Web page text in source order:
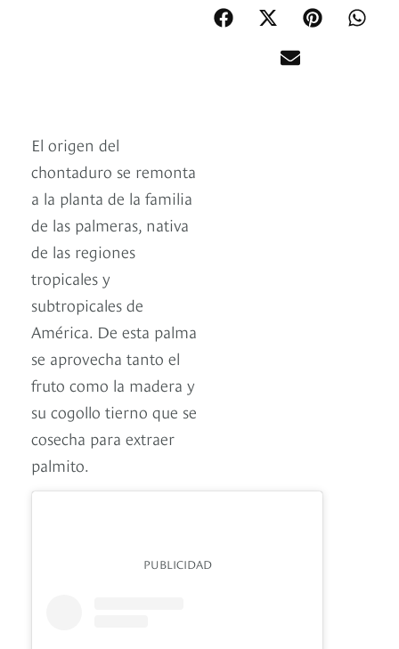
El origen del
chontaduro se remonta
a la planta de la familia
de las palmeras, nativa
de las regiones
tropicales y
subtropicales de
América. De esta palma
se aprovecha tanto el
fruto como la madera y
su cogollo tierno que se
cosecha para extraer
palmito.
PUBLICIDAD